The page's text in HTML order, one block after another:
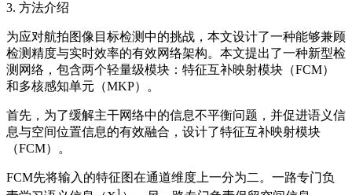
3. 方法介绍
为应对航拍图像目标检测中的挑战，本文设计了一种能够兼顾
检测精度与实时效率的有效网络架构。本文提出了一种新型检
测网络，包含两个轻量级模块：特征互补映射模块（FCM）
和多核感知单元（MKP）。
首先，为了缓解主干网络中的信息不平衡问题，并促进语义信
息与空间位置信息的有效融合，设计了特征互补映射模块
（FCM）。
FCM先将输入的特征图在通道维度上一分为二。一路专门负
1